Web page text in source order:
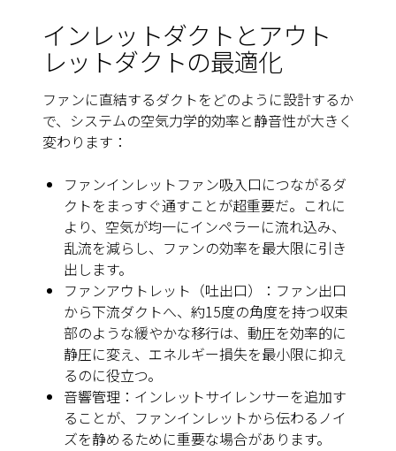
インレットダクトとアウト
レットダクトの最適化
ファンに直結するダクトをどのように設計するか
で、システムの空気力学的効率と静音性が大きく
変わります：
ファンインレットファン吸入口につながるダ
クトをまっすぐ通すことが超重要だ。これに
より、空気が均一にインペラーに流れ込み、
乱流を減らし、ファンの効率を最大限に引き
出します。
ファンアウトレット（吐出口）：ファン出口
から下流ダクトへ、約15度の角度を持つ収束
部のような緩やかな移行は、動圧を効率的に
静圧に変え、エネルギー損失を最小限に抑え
るのに役立つ。
音響管理：インレットサイレンサーを追加す
ることが、ファンインレットから伝わるノイ
ズを静めるために重要な場合があります。